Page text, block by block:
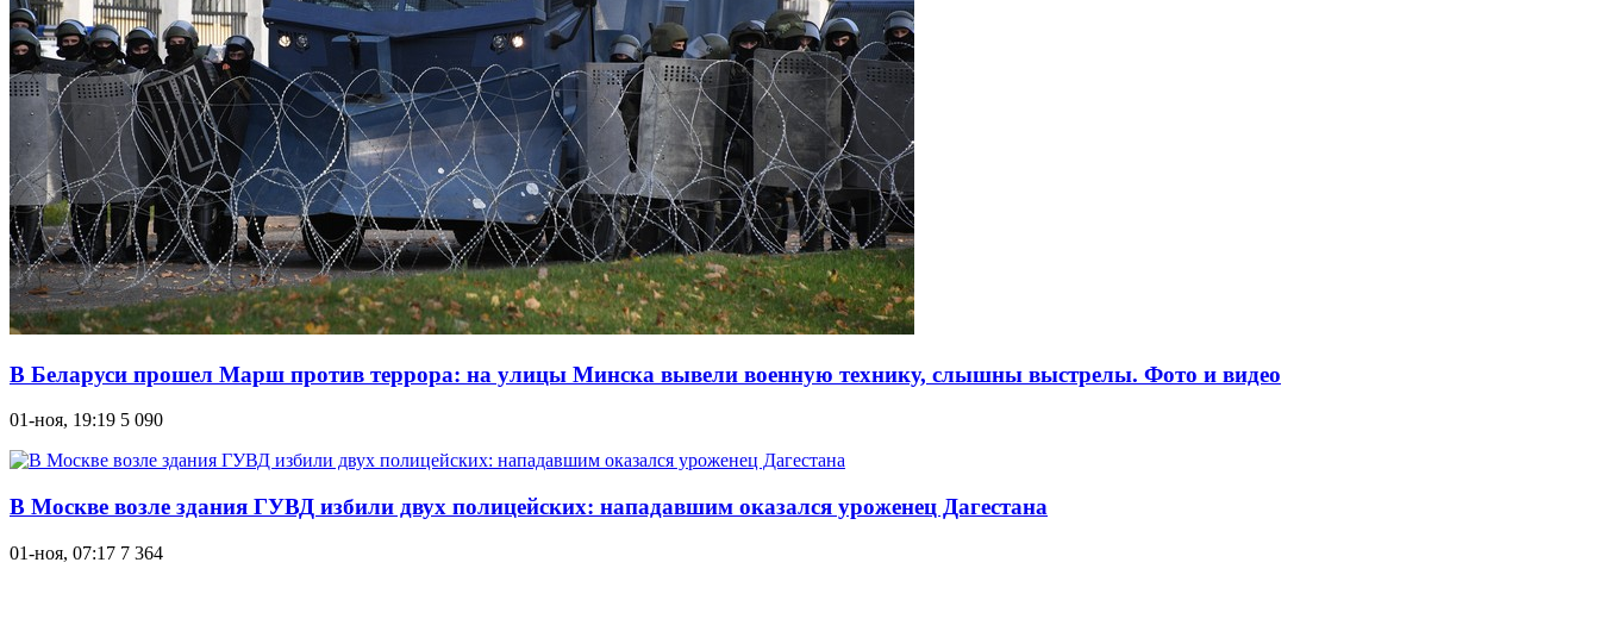
В Беларуси прошел Марш против террора: на улицы Минска вывели военную технику, слышны выстрелы. Фото и видео
01-ноя, 19:19 5 090
В Москве возле здания ГУВД избили двух полицейских: нападавшим оказался уроженец Дагестана
01-ноя, 07:17 7 364